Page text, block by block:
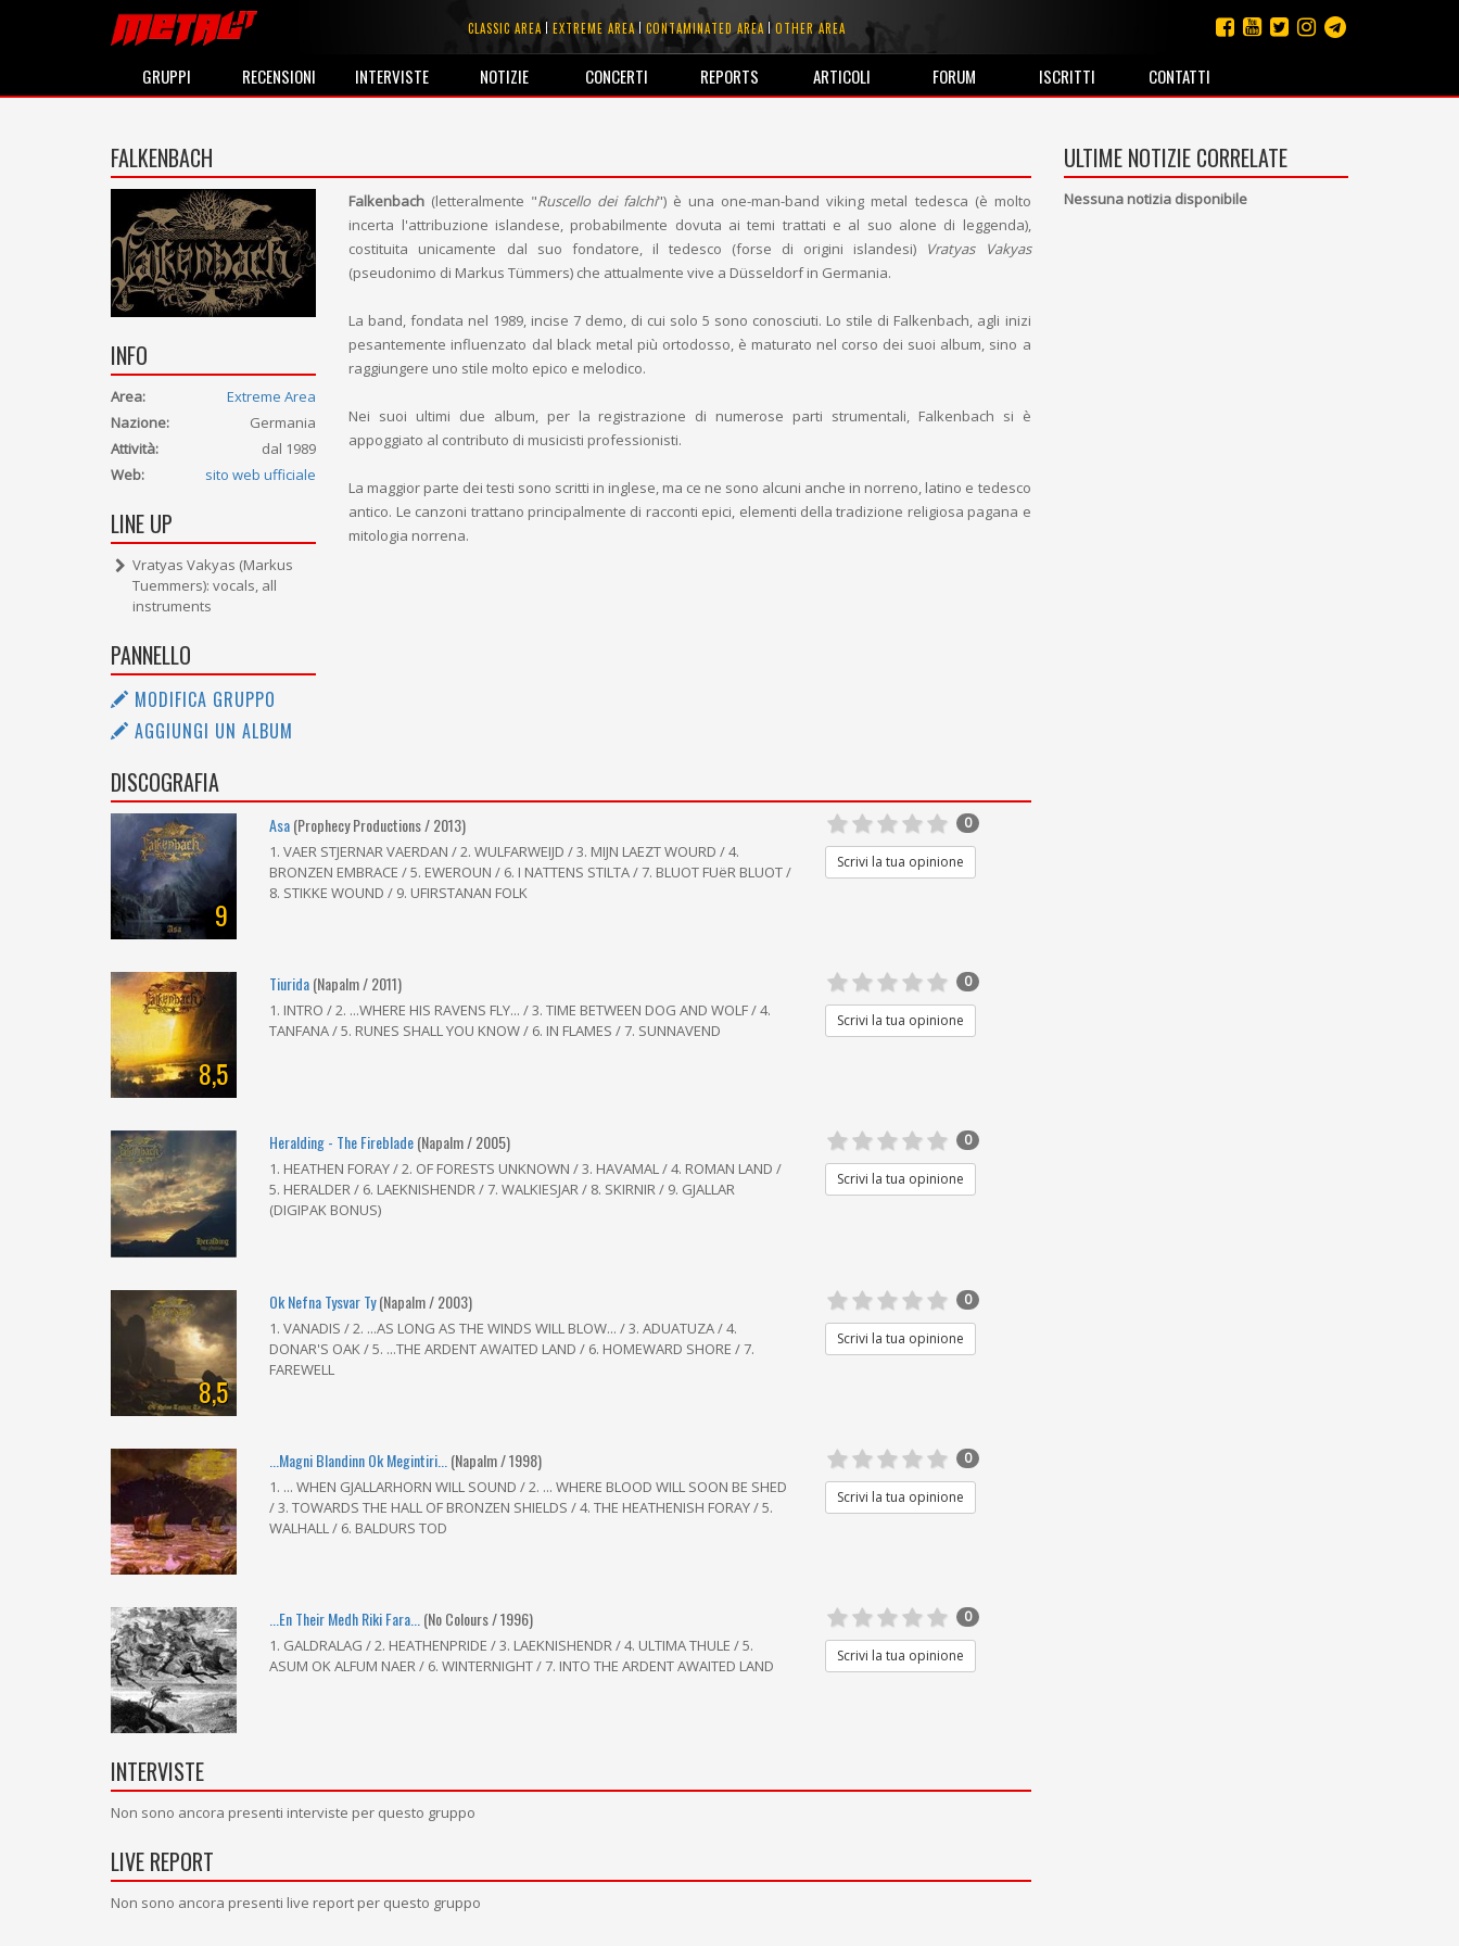
CLASSIC AREA EXTREME AREA CONTAMINATED AREA OTHER AREA
GRUPPI RECENSIONI INTERVISTE NOTIZIE CONCERTI REPORTS ARTICOLI FORUM ISCRITTI CONTATTI
FALKENBACH
INFO
Area:
Extreme Area
Nazione:
Germania
Attività:
dal 1989
Web:
sito web ufficiale
LINE UP
Vratyas Vakyas (Markus
Tuemmers): vocals, all
instruments
PANNELLO
MODIFICA GRUPPO
AGGIUNGI UN ALBUM
Falkenbach (letteralmente "Ruscello dei falchi") è una one-man-band viking metal tedesca (è molto
incerta l'attribuzione islandese, probabilmente dovuta ai temi trattati e al suo alone di leggenda),
costituita unicamente dal suo fondatore, il tedesco (forse di origini islandesi) Vratyas Vakyas
(pseudonimo di Markus Tümmers) che attualmente vive a Düsseldorf in Germania.
La band, fondata nel 1989, incise 7 demo, di cui solo 5 sono conosciuti. Lo stile di Falkenbach, agli inizi
pesantemente influenzato dal black metal più ortodosso, è maturato nel corso dei suoi album, sino a
raggiungere uno stile molto epico e melodico.
Nei suoi ultimi due album, per la registrazione di numerose parti strumentali, Falkenbach si è
appoggiato al contributo di musicisti professionisti.
La maggior parte dei testi sono scritti in inglese, ma ce ne sono alcuni anche in norreno, latino e tedesco
antico. Le canzoni trattano principalmente di racconti epici, elementi della tradizione religiosa pagana e
mitologia norrena.
DISCOGRAFIA
9
Asa(Prophecy Productions / 2013)
1. VAER STJERNAR VAERDAN / 2. WULFARWEIJD / 3. MIJN LAEZT WOURD / 4.
BRONZEN EMBRACE / 5. EWEROUN / 6. I NATTENS STILTA / 7. BLUOT FUëR BLUOT /
8. STIKKE WOUND / 9. UFIRSTANAN FOLK
0
Scrivi la tua opinione
8,5
Tiurida(Napalm / 2011)
1. INTRO / 2. ...WHERE HIS RAVENS FLY... / 3. TIME BETWEEN DOG AND WOLF / 4.
TANFANA / 5. RUNES SHALL YOU KNOW / 6. IN FLAMES / 7. SUNNAVEND
0
Scrivi la tua opinione
Heralding - The Fireblade(Napalm / 2005)
1. HEATHEN FORAY / 2. OF FORESTS UNKNOWN / 3. HAVAMAL / 4. ROMAN LAND /
5. HERALDER / 6. LAEKNISHENDR / 7. WALKIESJAR / 8. SKIRNIR / 9. GJALLAR
(DIGIPAK BONUS)
0
Scrivi la tua opinione
8,5
Ok Nefna Tysvar Ty(Napalm / 2003)
1. VANADIS / 2. ...AS LONG AS THE WINDS WILL BLOW... / 3. ADUATUZA / 4.
DONAR'S OAK / 5. ...THE ARDENT AWAITED LAND / 6. HOMEWARD SHORE / 7.
FAREWELL
0
Scrivi la tua opinione
...Magni Blandinn Ok Megintiri... (Napalm / 1998)
1. ... WHEN GJALLARHORN WILL SOUND / 2. ... WHERE BLOOD WILL SOON BE SHED
/ 3. TOWARDS THE HALL OF BRONZEN SHIELDS / 4. THE HEATHENISH FORAY / 5.
WALHALL / 6. BALDURS TOD
0
Scrivi la tua opinione
...En Their Medh Riki Fara... (No Colours / 1996)
1. GALDRALAG / 2. HEATHENPRIDE / 3. LAEKNISHENDR / 4. ULTIMA THULE / 5.
ASUM OK ALFUM NAER / 6. WINTERNIGHT / 7. INTO THE ARDENT AWAITED LAND
0
Scrivi la tua opinione
INTERVISTE
Non sono ancora presenti interviste per questo gruppo
LIVE REPORT
Non sono ancora presenti live report per questo gruppo
ULTIME NOTIZIE CORRELATE
Nessuna notizia disponibile